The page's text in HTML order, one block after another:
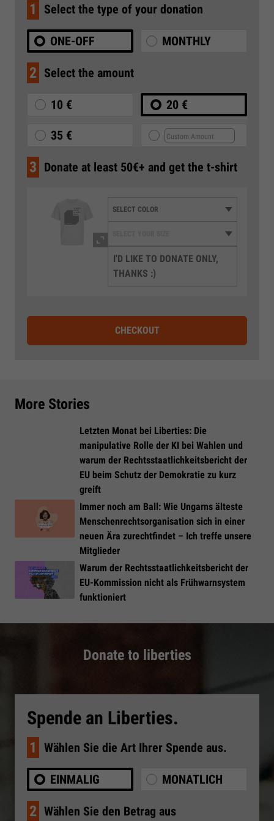
1 Select the type of your donation
ONE-OFF MONTHLY
2 Select the amount
10 € 20 €
35 €
3 Donate at least 50€+ and get the t-shirt
I'D LIKE TO DONATE ONLY,
THANKS :)
CHECKOUT
More Stories
Letzten Monat bei Liberties: Die
manipulative Rolle der KI bei Wahlen und
warum der Rechtsstaatlichkeitsbericht der
EU beim Schutz der Demokratie zu kurz
greift
Immer noch am Ball: Wie Ungarns älteste
Menschenrechtsorganisation sich in einer
neuen Ära zurechtfindet – Ich treffe unsere
Mitglieder
Warum der Rechtsstaatlichkeitsbericht der
EU-Kommission nicht als Frühwarnsystem
funktioniert
Donate to liberties
Spende an Liberties.
1 Wählen Sie die Art Ihrer Spende aus.
EINMALIG MONATLICH
2 Wählen Sie den Betrag aus